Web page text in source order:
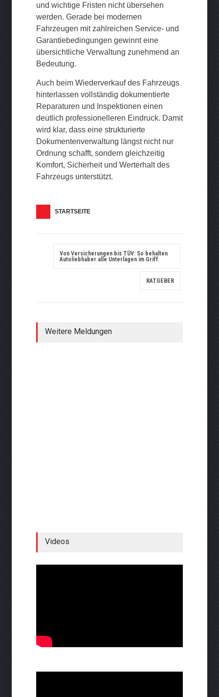
und wichtige Fristen nicht übersehen
werden. Gerade bei modernen
Fahrzeugen mit zahlreichen Service- und
Garantiebedingungen gewinnt eine
übersichtliche Verwaltung zunehmend an
Bedeutung.
Auch beim Wiederverkauf des Fahrzeugs
hinterlassen vollständig dokumentierte
Reparaturen und Inspektionen einen
deutlich professionelleren Eindruck. Damit
wird klar, dass eine strukturierte
Dokumentenverwaltung längst nicht nur
Ordnung schafft, sondern gleichzeitig
Komfort, Sicherheit und Werterhalt des
Fahrzeugs unterstützt.
STARTSEITE
Von Versicherungen bis TÜV: So behalten
Autoliebhaber alle Unterlagen im Griff
RATGEBER
Weitere Meldungen
Videos